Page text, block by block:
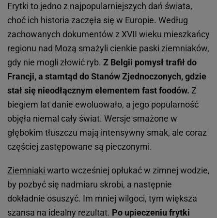
Frytki to jedno z najpopularniejszych dań świata,
choć ich historia zaczęła się w Europie. Według
zachowanych dokumentów z XVII wieku mieszkańcy
regionu nad Mozą smażyli cienkie paski ziemniaków,
gdy nie mogli złowić ryb. Z Belgii pomysł trafił do
Francji, a stamtąd do Stanów Zjednoczonych, gdzie
stał się nieodłącznym elementem fast foodów. Z
biegiem lat danie ewoluowało, a jego popularność
objęła niemal cały świat. Wersje smażone w
głębokim tłuszczu mają intensywny smak, ale coraz
częściej zastępowane są pieczonymi.
Ziemniaki warto wcześniej opłukać w zimnej wodzie,
by pozbyć się nadmiaru skrobi, a następnie
dokładnie osuszyć. Im mniej wilgoci, tym większa
szansa na idealny rezultat. Po upieczeniu frytki